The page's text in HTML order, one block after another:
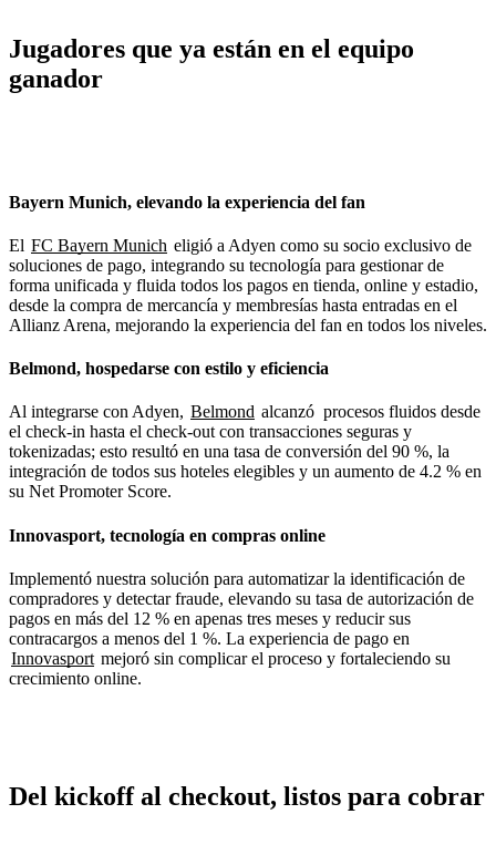
Jugadores que ya están en el equipo
ganador
Bayern Munich, elevando la experiencia del fan
El FC Bayern Munich eligió a Adyen como su socio exclusivo de
soluciones de pago, integrando su tecnología para gestionar de
forma unificada y fluida todos los pagos en tienda, online y estadio,
desde la compra de mercancía y membresías hasta entradas en el
Allianz Arena, mejorando la experiencia del fan en todos los niveles.
Belmond, hospedarse con estilo y eficiencia
Al integrarse con Adyen, Belmond alcanzó procesos fluidos desde
el check-in hasta el check-out con transacciones seguras y
tokenizadas; esto resultó en una tasa de conversión del 90 %, la
integración de todos sus hoteles elegibles y un aumento de 4.2 % en
su Net Promoter Score.
Innovasport, tecnología en compras online
Implementó nuestra solución para automatizar la identificación de
compradores y detectar fraude, elevando su tasa de autorización de
pagos en más del 12 % en apenas tres meses y reducir sus
contracargos a menos del 1 %. La experiencia de pago en
Innovasport mejoró sin complicar el proceso y fortaleciendo su
crecimiento online.
Del kickoff al checkout, listos para cobrar